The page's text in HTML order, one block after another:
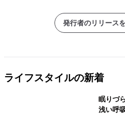
発行者のリリース
ライフスタイルの新着
眠りづ
浅い呼